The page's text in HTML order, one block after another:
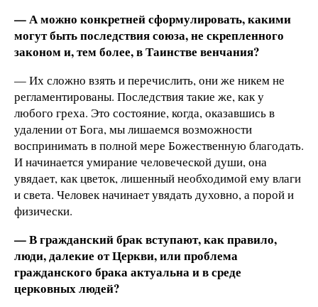
— А можно конкретней сформулировать, какими
могут быть последствия союза, не скрепленного
законом и, тем более, в Таинстве венчания?
— Их сложно взять и перечислить, они же никем не
регламентированы. Последствия такие же, как у
любого греха. Это состояние, когда, оказавшись в
удалении от Бога, мы лишаемся возможности
воспринимать в полной мере Божественную благодать.
И начинается умирание человеческой души, она
увядает, как цветок, лишенный необходимой ему влаги
и света. Человек начинает увядать духовно, а порой и
физически.
— В гражданский брак вступают, как правило,
люди, далекие от Церкви, или проблема
гражданского брака актуальна и в среде
церковных людей?